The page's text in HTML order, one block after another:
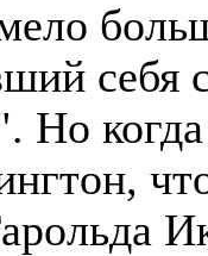
себя
когда